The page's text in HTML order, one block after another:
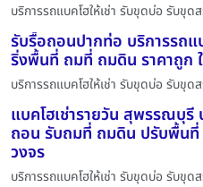
บริการรถแบคโฮให้เช่า รับขุดบ่อ รับขุ
รับรื้อถอนปากท่อ บริการรถแ
ริ่งพื้นที่ ถมที่ ถมดิน ราคาถูก
บริการรถแบคโฮให้เช่า รับขุดบ่อ รับขุ
แบคโฮเช่ารายวัน สุพรรณบุรี
ถอน รับถมที่ ถมดิน ปรับพื้น
วงจร
บริการรถแบคโฮให้เช่า รับขุดบ่อ รับขุ